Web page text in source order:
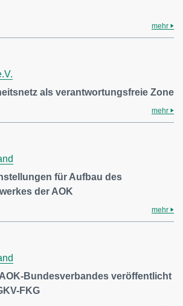
mehr
als verantwortungsfreie Zone
mehr
für Aufbau des
der AOK
mehr
Bundesverbandes veröffentlicht
FKG